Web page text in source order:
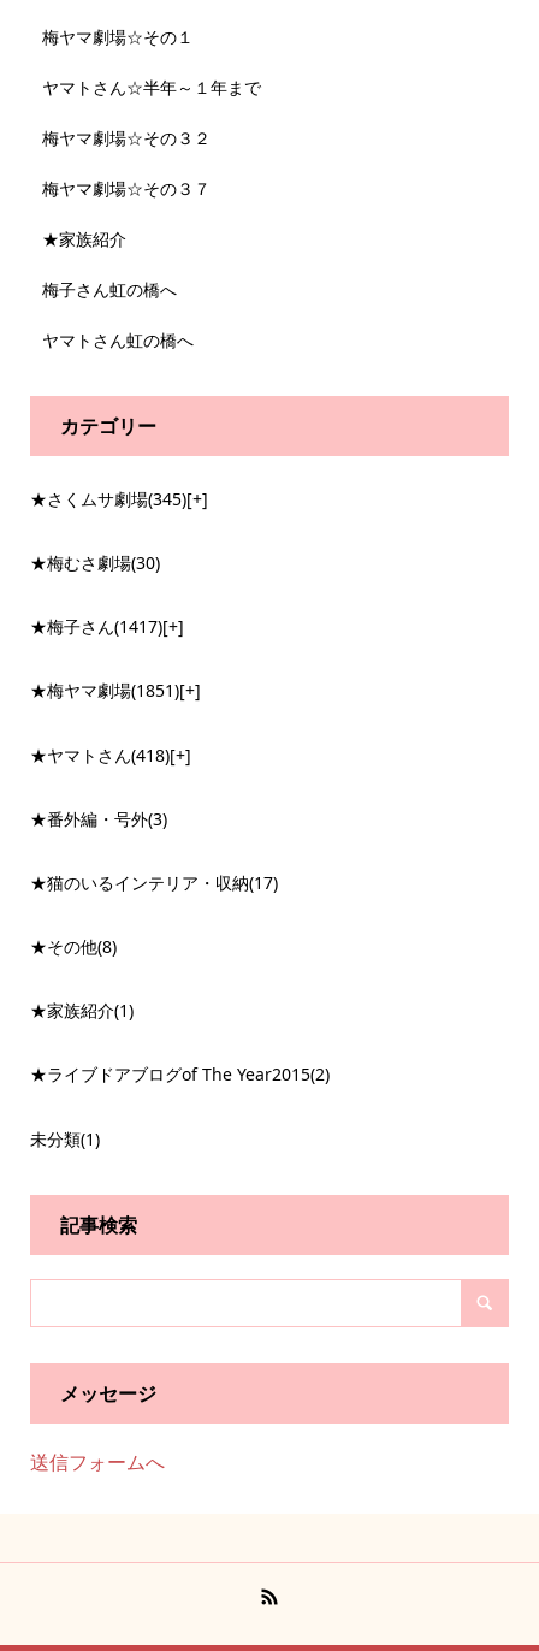
梅ヤマ劇場☆その１
ヤマトさん☆半年～１年まで
梅ヤマ劇場☆その３２
梅ヤマ劇場☆その３７
★家族紹介
梅子さん虹の橋へ
ヤマトさん虹の橋へ
カテゴリー
★さくムサ劇場(345)[+]
★梅むさ劇場(30)
★梅子さん(1417)[+]
★梅ヤマ劇場(1851)[+]
★ヤマトさん(418)[+]
★番外編・号外(3)
★猫のいるインテリア・収納(17)
★その他(8)
★家族紹介(1)
★ライブドアブログof The Year2015(2)
未分類(1)
記事検索
メッセージ
送信フォームへ